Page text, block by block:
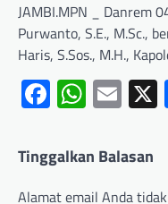
JAMBI.MPN _ Danrem
Purwanto, S.E., M.Sc.,
Haris, S.Sos., M.H.,
Facebook
Tinggalkan Balasan
Alamat email Anda